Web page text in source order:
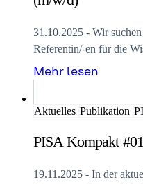
31.10.2025 - Wir
Referentin/-en für die
Mehr lesen
Aktuelles Publikation
PISA Kompakt
19.11.2025 - In der